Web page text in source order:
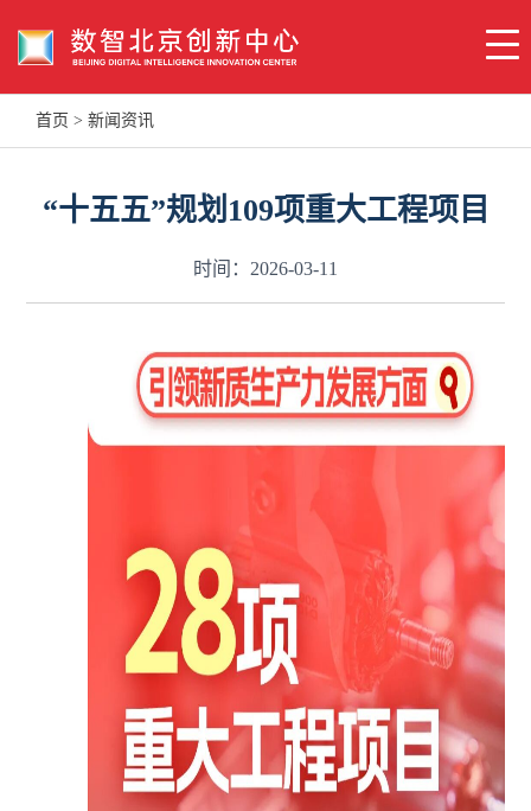
首页 > 新闻资讯
“十五五”规划109项重大工程项目
时间：2026-03-11